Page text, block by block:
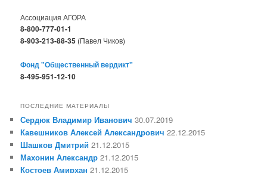
Ассоциация АГОРА
8-800-777-01-1
8-903-213-88-35 (Павел Чиков)
Фонд "Общественный вердикт"
8-495-951-12-10
ПОСЛЕДНИЕ МАТЕРИАЛЫ
Сердюк Владимир Иванович 30.07.2019
Кавешников Алексей Александрович 22.12.2015
Шашков Дмитрий 21.12.2015
Махонин Александр 21.12.2015
Костоев Амирхан 21.12.2015